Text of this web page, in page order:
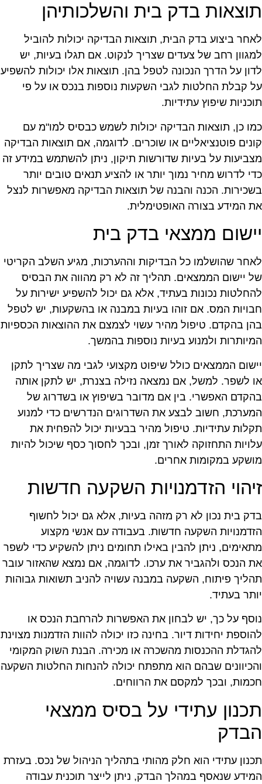
בדק בית והשלכותיהן
ביצוע בדק הבית, תוצאות הבדיקה יכולות להוביל
רחב של צעדים שצריך לנקוט. אם תגלו בעיות, יש
על הדרך הנכונה לטפל בהן. תוצאות אלו יכולות להשפיע
קבלת החלטות לגבי השקעות נוספות בנכס או על פי
שיפוץ עתידיות.
כן, תוצאות הבדיקה יכולות לשמש כבסיס למו"מ עם
פוטנציאליים או שוכרים. לדוגמה, אם תוצאות הבדיקה
על בעיות שדורשות תיקון, ניתן להשתמש במידע זה
לדרוש מחיר נמוך יותר או להציע תנאים טובים יותר
הכנה והבנה של תוצאות הבדיקה מאפשרות לנצל
המידע בצורה האופטימלית.
ממצאי בדק בית
שהושלמו כל הבדיקות וההערכות, מגיע השלב הקריטי
יישום הממצאים. תהליך זה לא רק מהווה את הבסיס
נכונות בעתיד, אלא גם יכול להשפיע ישירות על
המס. אם זוהו בעיות במבנה או בהשקעות, יש לטפל
בהקדם. טיפול מהיר עשוי לצמצם את ההוצאות הכספיות
ולמנוע בעיות נוספות בהמשך.
הממצאים כולל שיפוט מקצועי לגבי מה שצריך לתקן
לשפר. למשל, אם נמצאה נזילה בצנרת, יש לתקן אותה
האפשרי. בין אם מדובר בשיפוץ או בשדרוג של
חשוב לבצע את השדרוגים הנדרשים כדי למנוע
עתידיות. טיפול מהיר בבעיות יכול להפחית את
התחזוקה לאורך זמן, ובכך לחסוך כסף שיכול להיות
במקומות אחרים.
הזדמנויות השקעה חדשות
בית נכון לא רק מזהה בעיות, אלא גם יכול לחשוף
השקעה חדשות. בעבודה עם אנשי מקצוע
ניתן להבין באילו תחומים ניתן להשקיע כדי לשפר
הנכס ולהגביר את ערכו. לדוגמה, אם נמצא שהאזור עובר
פיתוח, השקעה במבנה עשויה להניב תשואות גבוהות
בעתיד.
על כך, יש לבחון את האפשרות להרחבת הנכס או
יחידות דיור. בחינה כזו יכולה להוות הזדמנות מצוינת
ההכנסות מהשכרה או מכירה. הבנת השוק המקומי
שבהם הוא מתפתח יכולה להנחות החלטות השקעה
ובכך למקסם את הרווחים.
עתידי על בסיס ממצאי
עתידי הוא חלק מהותי בתהליך הניהול של נכס. בעזרת
שנאסף במהלך הבדק, ניתן לייצר תוכנית עבודה